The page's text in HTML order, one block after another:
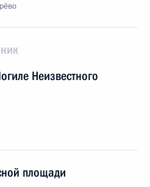
Неизвестного
площади